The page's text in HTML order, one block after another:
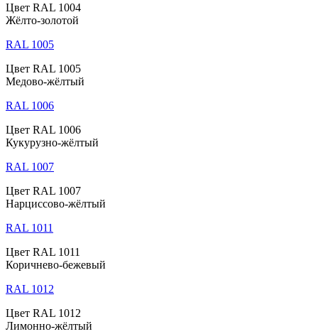
Цвет RAL 1004
Жёлто-золотой
RAL 1005
Цвет RAL 1005
Медово-жёлтый
RAL 1006
Цвет RAL 1006
Кукурузно-жёлтый
RAL 1007
Цвет RAL 1007
Нарциссово-жёлтый
RAL 1011
Цвет RAL 1011
Коричнево-бежевый
RAL 1012
Цвет RAL 1012
Лимонно-жёлтый